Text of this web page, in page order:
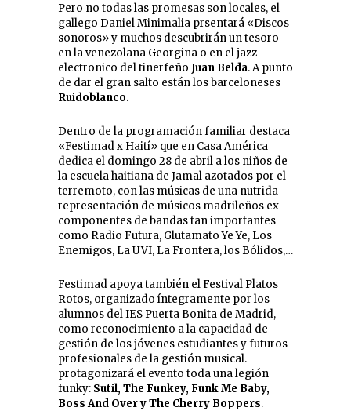
Pero no todas las promesas son locales, el
gallego Daniel Minimalia prsentará «Discos
sonoros» y muchos descubrirán un tesoro
en la venezolana Georgina o en el jazz
electronico del tinerfeño Juan Belda. A punto
de dar el gran salto están los barceloneses
Ruidoblanco.
Dentro de la programación familiar destaca
«Festimad x Haití» que en Casa América
dedica el domingo 28 de abril a los niños de
la escuela haitiana de Jamal azotados por el
terremoto, con las músicas de una nutrida
representación de músicos madrileños ex
componentes de bandas tan importantes
como Radio Futura, Glutamato Ye Ye, Los
Enemigos, La UVI, La Frontera, los Bólidos,…
Festimad apoya también el Festival Platos
Rotos, organizado íntegramente por los
alumnos del IES Puerta Bonita de Madrid,
como reconocimiento a la capacidad de
gestión de los jóvenes estudiantes y futuros
profesionales de la gestión musical.
protagonizará el evento toda una legión
funky: Sutil, The Funkey, Funk Me Baby,
Boss And Over y The Cherry Boppers.